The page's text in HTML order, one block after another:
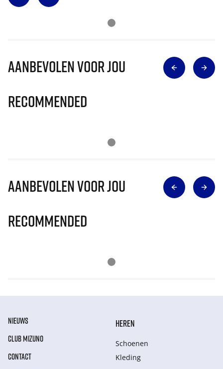
Aanbevolen voor jou
Recommended
Aanbevolen voor jou
Recommended
NIEUWS
CLUB MIZUNO
CONTACT
HEREN
Schoenen
Kleding